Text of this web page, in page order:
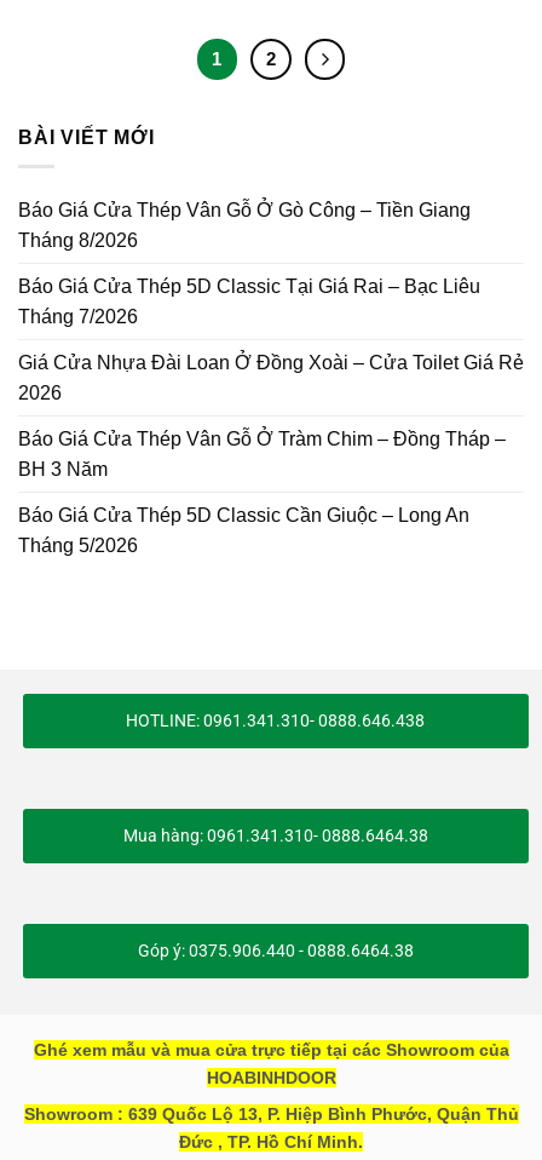
1 2
BÀI VIẾT MỚI
Báo Giá Cửa Thép Vân Gỗ Ở Gò Công – Tiền Giang
Tháng 8/2026
Báo Giá Cửa Thép 5D Classic Tại Giá Rai – Bạc Liêu
Tháng 7/2026
Giá Cửa Nhựa Đài Loan Ở Đồng Xoài – Cửa Toilet Giá Rẻ
2026
Báo Giá Cửa Thép Vân Gỗ Ở Tràm Chim – Đồng Tháp –
BH 3 Năm
Báo Giá Cửa Thép 5D Classic Cần Giuộc – Long An
Tháng 5/2026
HOTLINE: 0961.341.310- 0888.646.438
Mua hàng: 0961.341.310- 0888.6464.38
Góp ý: 0375.906.440 - 0888.6464.38
Ghé xem mẫu và mua cửa trực tiếp tại các Showroom của
HOABINHDOOR
Showroom : 639 Quốc Lộ 13, P. Hiệp Bình Phước, Quận Thủ
Đức , TP. Hồ Chí Minh.